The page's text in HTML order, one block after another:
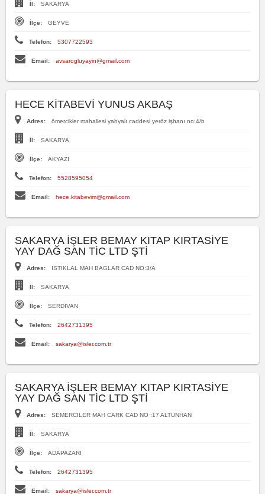
İl: SAKARYA
İlçe: GEYVE
Telefon: 5307722593
Email: avsarogluyayin@gmail.com
HECE KİTABEVİ YUNUS AKBAŞ
Adres: ömercikler mahallesi yahyalı caddesi yeröz işhanı no:4/b
İl: SAKARYA
İlçe: AKYAZI
Telefon: 5528595054
Email: hece.kitabevim@gmail.com
SAKARYA İŞLER BEMAY KITAP KIRTASİYE
YAY DAĞ SAN TİC LTD ŞTİ
Adres: ISTIKLAL MAH BAGLAR CAD NO:3/A
İl: SAKARYA
İlçe: SERDİVAN
Telefon: 2642731395
Email: sakarya@isler.com.tr
SAKARYA İŞLER BEMAY KITAP KIRTASİYE
YAY DAĞ SAN TİC LTD ŞTİ
Adres: SEMERCILER MAH CARK CAD NO :17 ALTUNHAN
İl: SAKARYA
İlçe: ADAPAZARI
Telefon: 2642731395
Email: sakarya@isler.com.tr